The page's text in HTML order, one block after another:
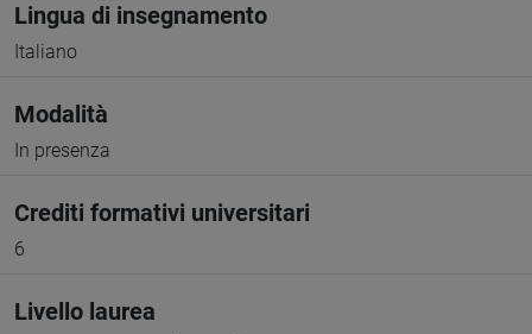
Lingua di insegnamento
Italiano
Modalità
In presenza
Crediti formativi universitari
6
Livello laurea